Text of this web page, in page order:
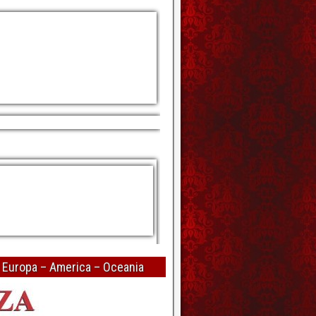
– America – Oceania